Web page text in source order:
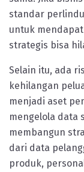
standar
untuk
strategis bisa
Selain itu, ada
kehilangan
menjadi aset
mengelola data
membangun
dari data
produk,